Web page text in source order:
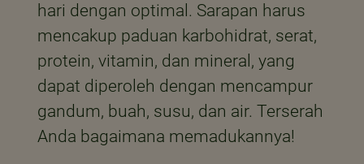
hari dengan optimal. Sarapan harus
mencakup paduan karbohidrat, serat,
protein, vitamin, dan mineral, yang
dapat diperoleh dengan mencampur
gandum, buah, susu, dan air. Terserah
Anda bagaimana memadukannya!